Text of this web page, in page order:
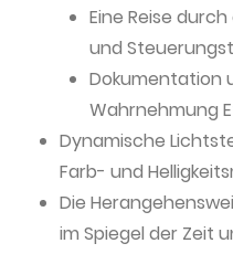
Eine Reise
und
Dokumentation
Wahrnehmung
Dynamische
Farb- und
Die
im Spiegel der Zeit